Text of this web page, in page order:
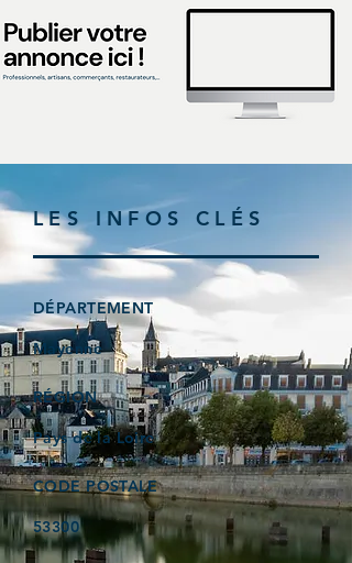
LES INFOS CLÉS
DÉPARTEMENT
Mayenne
RÉGION
Pays de la Loire
CODE POSTALE
53300